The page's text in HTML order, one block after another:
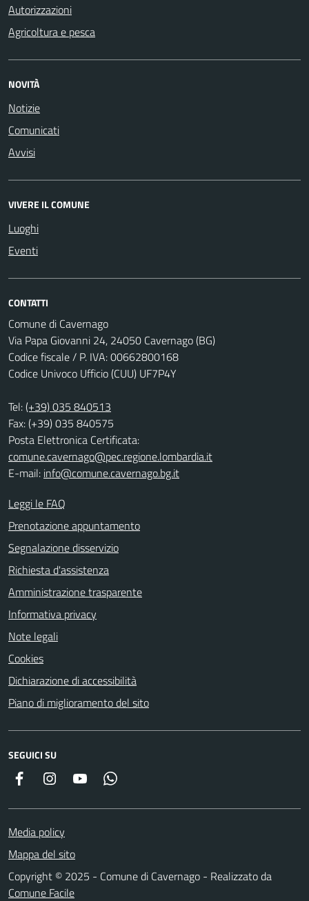
Autorizzazioni
Agricoltura e pesca
NOVITÀ
Notizie
Comunicati
Avvisi
VIVERE IL COMUNE
Luoghi
Eventi
CONTATTI
Comune di Cavernago
Via Papa Giovanni 24, 24050 Cavernago (BG)
Codice fiscale / P. IVA: 00662800168
Codice Univoco Ufficio (CUU) UF7P4Y
Tel:(+39) 035 840513
Fax: (+39) 035 840575
Posta Elettronica Certificata:
comune.cavernago@pec.regione.lombardia.it
E-mail: info@comune.cavernago.bg.it
Leggi le FAQ
Prenotazione appuntamento
Segnalazione disservizio
Richiesta d'assistenza
Amministrazione trasparente
Informativa privacy
Note legali
Cookies
Dichiarazione di accessibilità
Piano di miglioramento del sito
SEGUICI SU
Facebook InstagramYouTube
Media policy
Mappa del sito
Copyright © 2025 - Comune di Cavernago - Realizzato da
Comune Facile